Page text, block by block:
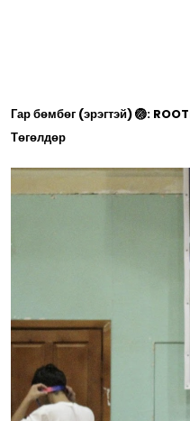
Гар бөмбөг (эрэгтэй) 🏐:
Төгөлдөр